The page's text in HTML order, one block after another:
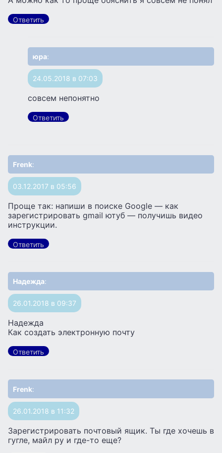
Ответить
юра:
24.05.2018 в 07:03
совсем непонятно
Ответить
Frenk:
03.12.2017 в 05:56
Проще так: напиши в поиске Google — как
зарегистрировать gmail ютуб — получишь видео
инструкции.
Ответить
Надежда:
26.01.2018 в 09:37
Надежда
Как создать электронную почту
Ответить
Frenk:
26.01.2018 в 11:32
Зарегистрировать почтовый ящик. Ты где хочешь в
гугле, майл ру и где-то еще?